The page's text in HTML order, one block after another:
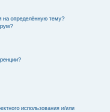
на определённую тему?
использования и/или